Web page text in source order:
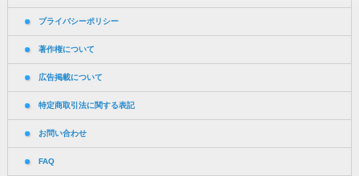
プライバシーポリシー
著作権について
広告掲載について
特定商取引法に関する表記
お問い合わせ
FAQ